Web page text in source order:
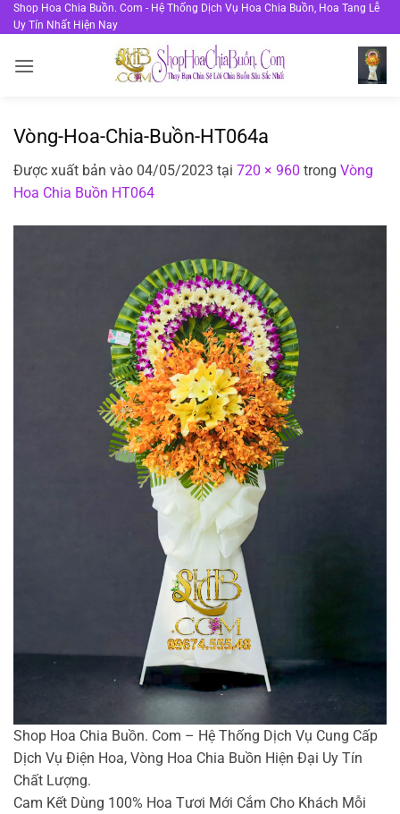
Bỏ
qua
dung
Shop Hoa Chia Buồn. Com - Hệ Thống Dịch Vụ Hoa Chia Buồn, Hoa Tang Lễ
Uy Tín Nhất Hiện Nay
Vòng-Hoa-Chia-Buồn-HT064a
Được xuất bản vào 04/05/2023 tại 720 × 960 trong Vòng
Hoa Chia Buồn HT064
Shop Hoa Chia Buồn. Com – Hệ Thống Dịch Vụ Cung Cấp
Dịch Vụ Điện Hoa, Vòng Hoa Chia Buồn Hiện Đại Uy Tín
Chất Lượng.
Cam Kết Dùng 100% Hoa Tươi Mới Cắm Cho Khách Mỗi